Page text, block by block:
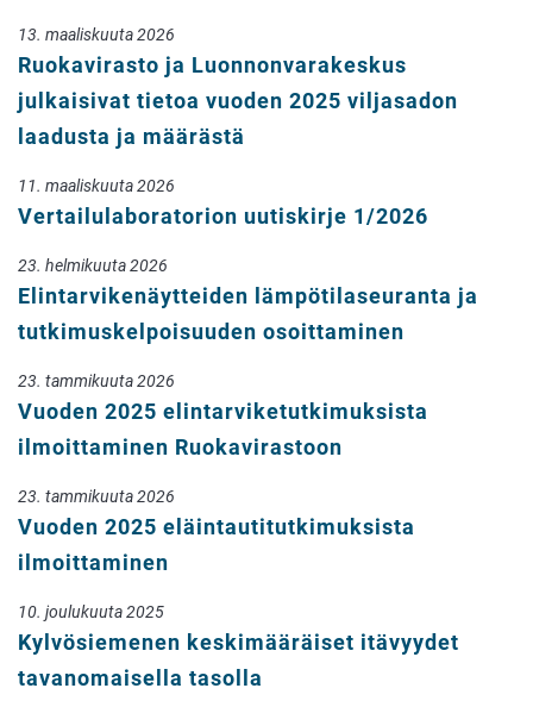
13. maaliskuuta 2026
Ruokavirasto ja Luonnonvarakeskus
julkaisivat tietoa vuoden 2025 viljasadon
laadusta ja määrästä
11. maaliskuuta 2026
Vertailulaboratorion uutiskirje 1/2026
23. helmikuuta 2026
Elintarvikenäytteiden lämpötilaseuranta ja
tutkimuskelpoisuuden osoittaminen
23. tammikuuta 2026
Vuoden 2025 elintarviketutkimuksista
ilmoittaminen Ruokavirastoon
23. tammikuuta 2026
Vuoden 2025 eläintautitutkimuksista
ilmoittaminen
10. joulukuuta 2025
Kylvösiemenen keskimääräiset itävyydet
tavanomaisella tasolla